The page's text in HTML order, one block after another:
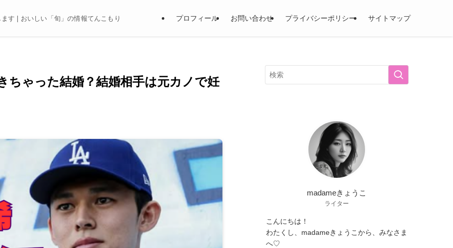
す | おいしい「旬」の情報てんこもり プロフィール お問い合わせ プライバシーポリシー サイトマップ
ちゃった結婚？結婚相手は元カノで妊
madameきょうこ
ライター
こんにちは！
わたくし、madameきょうこから、みなさま
へ♡